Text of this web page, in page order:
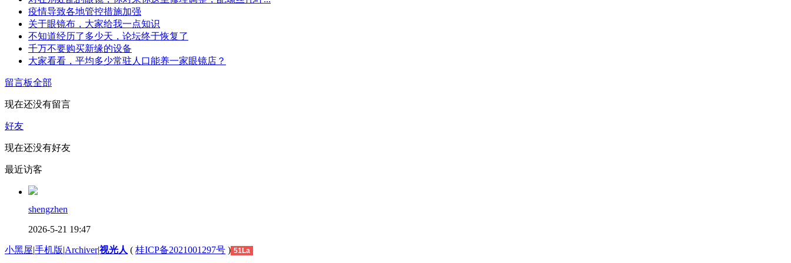
疫情导致各地管控措施加强
关于眼镜布，大家给我一点知识
不知道经历了多少天，论坛终于恢复了
千万不要购买新缘的设备
大家看看，平均多少常驻人口能养一家眼镜店？
留言板全部
现在还没有留言
好友
现在还没有好友
最近访客
shengzhen
2026-5-21 19:47
小黑屋|手机版|Archiver|视光人 ( 桂ICP备2021001297号 ) 51La